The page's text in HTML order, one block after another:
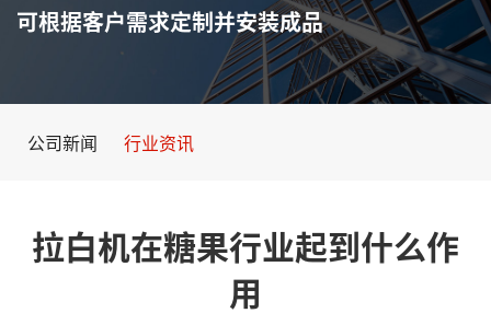
可根据客户需求定制并安装成品
公司新闻 行业资讯
拉白机在糖果行业起到什么作
用